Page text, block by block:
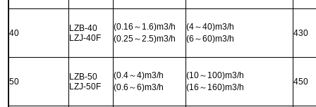
40
LZB-40
LZJ-40F
(0.16 ～ 1.6)m3/h
(0.25～2.5)m3/h
(4～40)m3/h
(6 ～60)m3/h
430
50
LZB-50
LZJ-50F
(0.4～4)m3/h
(0.6 ～6)m3/h
(10～ 100)m3/h
(16 ～ 160)m3/h
450